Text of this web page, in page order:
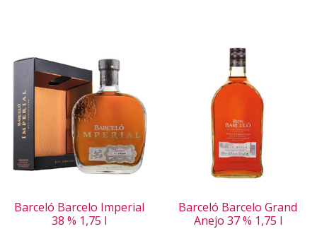
Barceló Barcelo Imperial
38 % 1,75 l
Barceló Barcelo Grand
Anejo 37 % 1,75 l